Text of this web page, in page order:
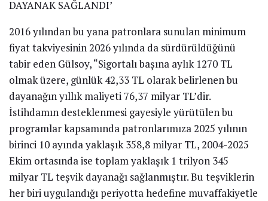
DAYANAK SAĞLANDI’
2016 yılından bu yana patronlara sunulan minimum
fiyat takviyesinin 2026 yılında da sürdürüldüğünü
tabir eden Gülsoy, “Sigortalı başına aylık 1270 TL
olmak üzere, günlük 42,33 TL olarak belirlenen bu
dayanağın yıllık maliyeti 76,37 milyar TL’dir.
İstihdamın desteklenmesi gayesiyle yürütülen bu
programlar kapsamında patronlarımıza 2025 yılının
birinci 10 ayında yaklaşık 358,8 milyar TL, 2004-2025
Ekim ortasında ise toplam yaklaşık 1 trilyon 345
milyar TL teşvik dayanağı sağlanmıştır. Bu teşviklerin
her biri uygulandığı periyotta hedefine muvaffakiyetle